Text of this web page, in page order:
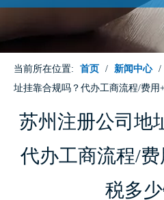
当前所在位置: 首页 / 新闻中心 /
址挂靠合规吗？代办工商流程/费用
苏州注册公司地
代办工商流程/
税多